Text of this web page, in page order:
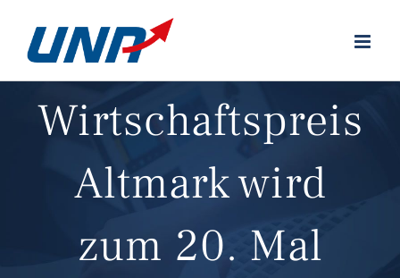
Inhalt
Wirtschaftspreis
Altmark wird
zum 20. Mal